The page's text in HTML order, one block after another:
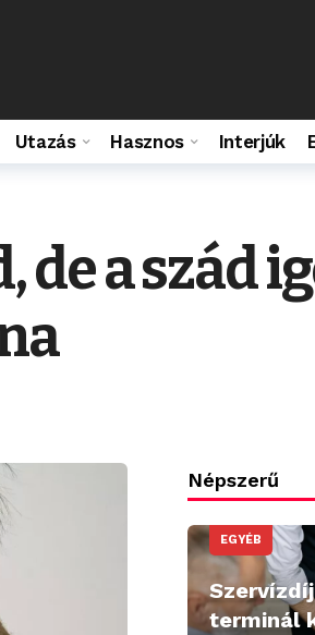
Utazás Hasznos Interjúk
a szád
Népszerű
EGYÉB
terminál